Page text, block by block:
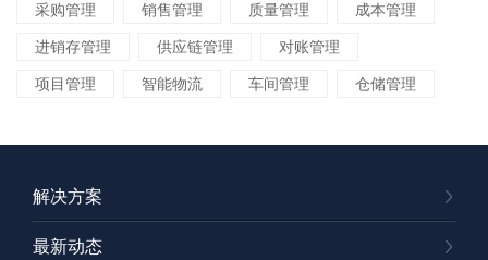
采购管理 销售管理 质量管理 成本管理
进销存管理 供应链管理 对账管理
项目管理 智能物流 车间管理 仓储管理
解决方案
最新动态